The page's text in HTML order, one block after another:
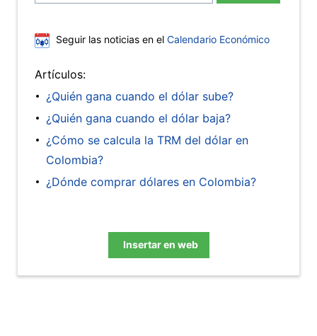
Seguir las noticias en el Calendario Económico
Artículos:
¿Quién gana cuando el dólar sube?
¿Quién gana cuando el dólar baja?
¿Cómo se calcula la TRM del dólar en
Colombia?
¿Dónde comprar dólares en Colombia?
Insertar en web